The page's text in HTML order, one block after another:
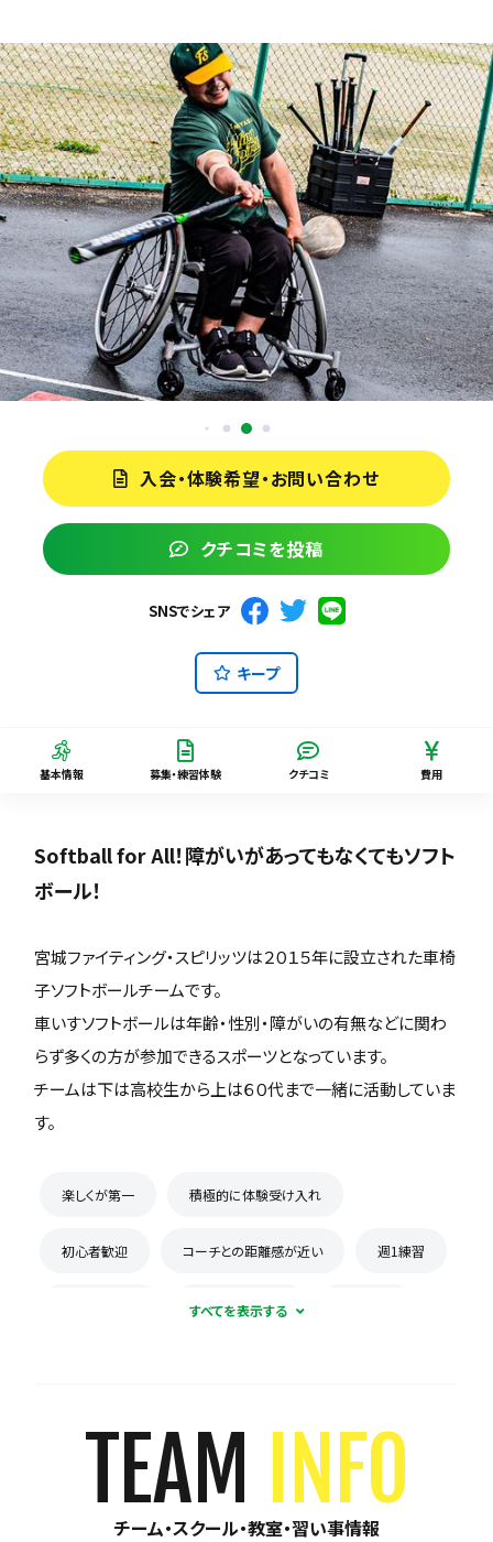
入会・体験希望・お問い合わせ
クチコミを投稿
SNSでシェア
キープ
基本情報 募集・練習体験 クチコミ 費用
Softball for All！障がいがあってもなくてもソフト
ボール！
宮城ファイティング・スピリッツは２０１５年に設立された車椅
子ソフトボールチームです。
車いすソフトボールは年齢・性別・障がいの有無などに関わ
らず多くの方が参加できるスポーツとなっています。
チームは下は高校生から上は６０代まで一緒に活動していま
す。
楽しくが第一 積極的に体験受け入れ
初心者歓迎 コーチとの距離感が近い 週1練習
練習場所が広い
TEAM INFO
チーム・スクール・教室・習い事情報